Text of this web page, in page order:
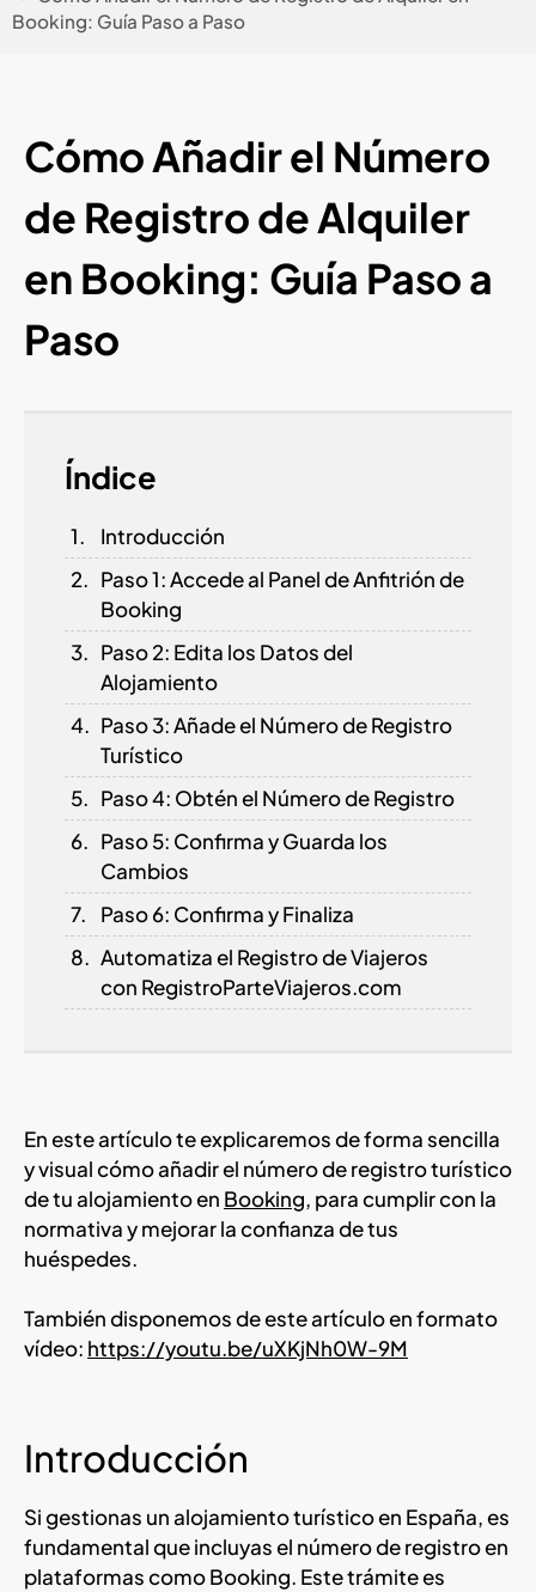
Booking: Guía Paso a Paso
Cómo Añadir el Número
de Registro de Alquiler
en Booking: Guía Paso a
Paso
Índice
Introducción
Paso 1: Accede al Panel de Anfitrión de
Booking
Paso 2: Edita los Datos del
Alojamiento
Paso 3: Añade el Número de Registro
Turístico
Paso 4: Obtén el Número de Registro
Paso 5: Confirma y Guarda los
Cambios
Paso 6: Confirma y Finaliza
Automatiza el Registro de Viajeros
con RegistroParteViajeros.com
En este artículo te explicaremos de forma sencilla
y visual cómo añadir el número de registro turístico
de tu alojamiento en Booking, para cumplir con la
normativa y mejorar la confianza de tus
huéspedes.
También disponemos de este artículo en formato
vídeo: https://youtu.be/uXKjNh0W-9M
Introducción
Si gestionas un alojamiento turístico en España, es
fundamental que incluyas el número de registro en
plataformas como Booking. Este trámite es